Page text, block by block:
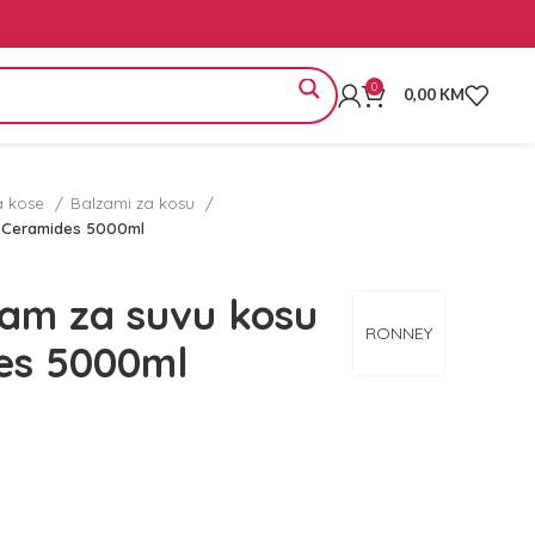
0 0,00 KM
kose
Balzami za kosu
5000ml
RONNEY
za suvu kosu
5000ml